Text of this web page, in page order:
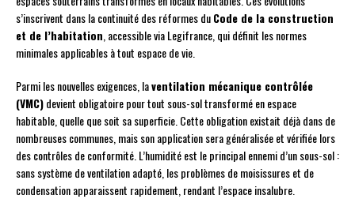
s’inscrivent dans la continuité des réformes duCode de la construction
et de l’habitation , accessible via Legifrance, qui définit les normes
minimales applicables à tout espace de vie.
Parmi les nouvelles exigences, laventilation mécanique contrôlée
(VMC)devient obligatoire pour tout sous-sol transformé en espace
habitable, quelle que soit sa superficie. Cette obligation existait déjà dans de
nombreuses communes, mais son application sera généralisée et vérifiée lors
des contrôles de conformité. L’humidité est le principal ennemi d’un sous-sol :
sans système de ventilation adapté, les problèmes de moisissures et de
condensation apparaissent rapidement, rendant l’espace insalubre.